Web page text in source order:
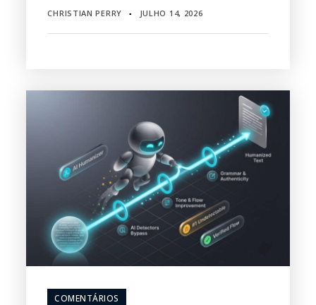
CHRISTIAN PERRY ▪ JULHO 14, 2026
COMENTÁRIOS